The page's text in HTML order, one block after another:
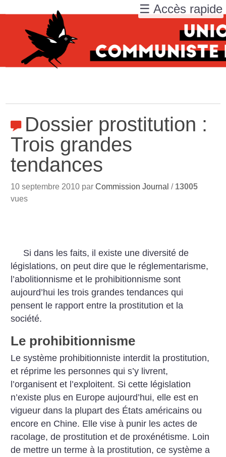
Dossier prostitution :
Trois grandes
tendances
10 septembre 2010 parCommission Journal / 13005
vues
Si dans les faits, il existe une diversité de
législations, on peut dire que le réglementarisme,
l’abolitionnisme et le prohibitionnisme sont
aujourd’hui les trois grandes tendances qui
pensent le rapport entre la prostitution et la
société.
Le prohibitionnisme
Le système prohibitionniste interdit la prostitution,
et réprime les personnes qui s’y livrent,
l’organisent et l’exploitent. Si cette législation
n’existe plus en Europe aujourd’hui, elle est en
vigueur dans la plupart des États américains ou
encore en Chine. Elle vise à punir les actes de
racolage, de prostitution et de proxénétisme. Loin
de mettre un terme à la prostitution, ce système a
☰ Accès rapide